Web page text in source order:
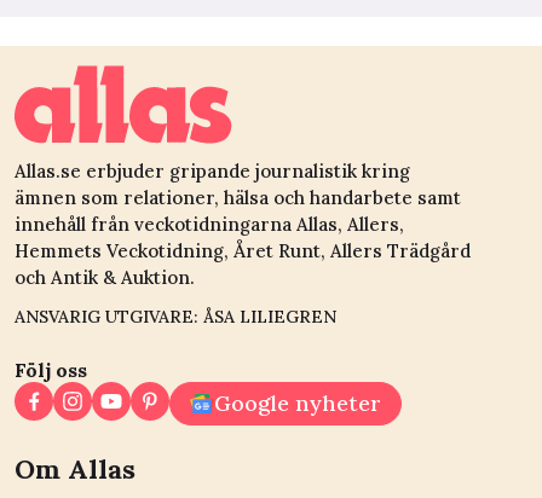
Allas.se erbjuder gripande journalistik kring
ämnen som relationer, hälsa och handarbete samt
innehåll från veckotidningarna Allas, Allers,
Hemmets Veckotidning, Året Runt, Allers Trädgård
och Antik & Auktion.
ANSVARIG UTGIVARE: ÅSA LILIEGREN
Följ oss
Google nyheter
Om Allas